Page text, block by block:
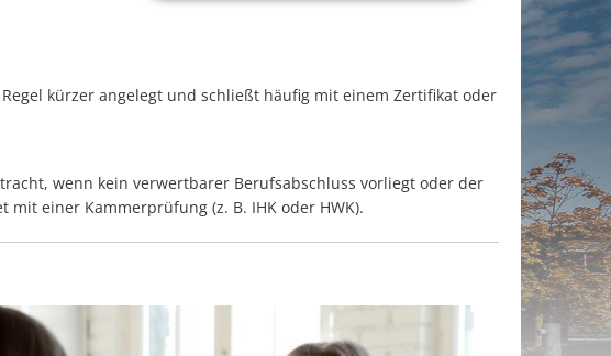
kürzer angelegt und schließt häufig mit einem Zertifikat oder
wenn kein verwertbarer Berufsabschluss vorliegt oder der
einer Kammerprüfung (z. B. IHK oder HWK).